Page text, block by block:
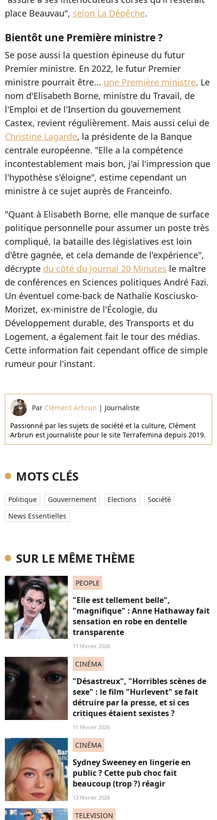
place Beauvau", selon La Dépêche.
Bientôt une Première ministre ?
Se pose aussi la question épineuse du futur
Premier ministre. En 2022, le futur Premier
ministre pourrait être... une Première ministre. Le
nom d'Elisabeth Borne, ministre du Travail, de
l'Emploi et de l'Insertion du gouvernement
Castex, revient régulièrement. Mais aussi celui de
Christine Lagarde, la présidente de la Banque
centrale européenne. "Elle a la compétence
incontestablement mais bon, j'ai l'impression que
l'hypothèse s'éloigne", estime cependant un
ministre à ce sujet auprès de Franceinfo.
"Quant à Elisabeth Borne, elle manque de surface
politique personnelle pour assumer un poste très
compliqué, la bataille des législatives est loin
d'être gagnée, et cela demande de l'expérience",
décrypte du côté du journal 20 Minutes le maître
de conférences en Sciences politiques André Fazi.
Un éventuel come-back de Nathalie Kosciusko-
Morizet, ex-ministre de l'Écologie, du
Développement durable, des Transports et du
Logement, a également fait le tour des médias.
Cette information fait cependant office de simple
rumeur pour l'instant.
Par Clément Arbrun | Journaliste
Passionné par les sujets de société et la culture, Clément
Arbrun est journaliste pour le site Terrafemina depuis 2019.
MOTS CLÉS
Politique Gouvernement Elections
Société
News Essentielles
SUR LE MÊME THÈME
PEOPLE
"Elle est tellement belle",
"magnifique" : Anne Hathaway fait
sensation en robe en dentelle
transparente
11 février 2026
CINÉMA
"Désastreux", "Horribles scènes de
sexe" : le film "Hurlevent" se fait
détruire par la presse, et si ces
critiques étaient sexistes ?
11 février 2026
CINÉMA
Sydney Sweeney en lingerie en
public ? Cette pub choc fait
beaucoup (trop ?) réagir
13 février 2026
TELEVISION